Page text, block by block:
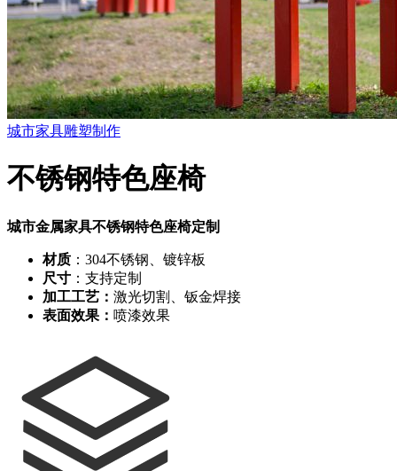
城市家具雕塑制作
不锈钢特色座椅
城市金属家具不锈钢特色座椅定制
材质 ：304不锈钢、镀锌板
尺寸 ：支持定制
加工工艺： 激光切割、钣金焊接
表面效果： 喷漆效果